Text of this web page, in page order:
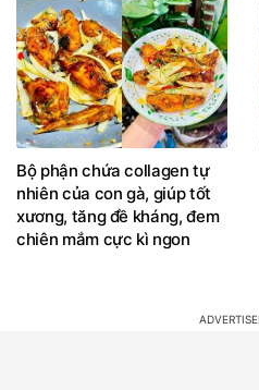
Bộ phận chứa collagen tự
nhiên của con gà, giúp tốt
xương, tăng đề kháng, đem
chiên mắm cực kì ngon